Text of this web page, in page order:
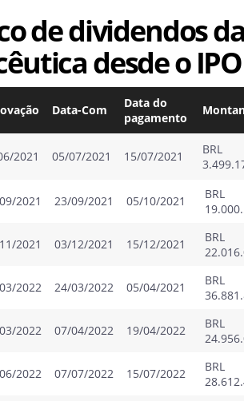
de dividendos
desde o IPO
Data-Com
Data do
pagamento
2021 05/07/2021 15/07/2021
BRL
2021 23/09/2021 05/10/2021
BRL
2021 03/12/2021 15/12/2021
BRL
2022 24/03/2022 05/04/2021
BRL
2022 07/04/2022 19/04/2022
BRL
2022 07/07/2022 15/07/2022
BRL